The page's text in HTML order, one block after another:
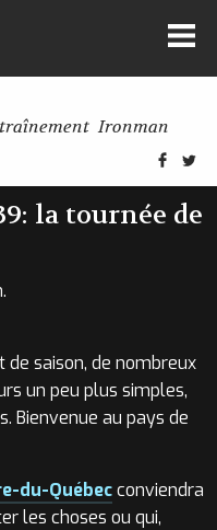
Ironman
la tournée de
de saison, de nombreux
un peu plus simples,
Bienvenue au pays de
du-Québecconviendra
les choses ou qui,